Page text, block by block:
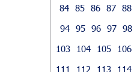
84 85 86 87 88
94 95 96 97 98
103
104 105 106
111
112 113 114